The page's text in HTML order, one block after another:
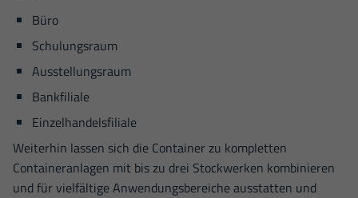
Büro
Schulungsraum
Ausstellungsraum
Bankfiliale
Einzelhandelsfiliale
Weiterhin lassen sich die Container zu kompletten
Containeranlagen mit bis zu drei Stockwerken kombinieren
und für vielfältige Anwendungs­bereiche ausstatten und